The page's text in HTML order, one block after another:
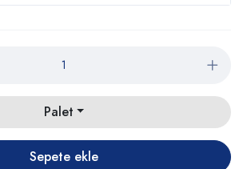
Palet
Sepete ekle